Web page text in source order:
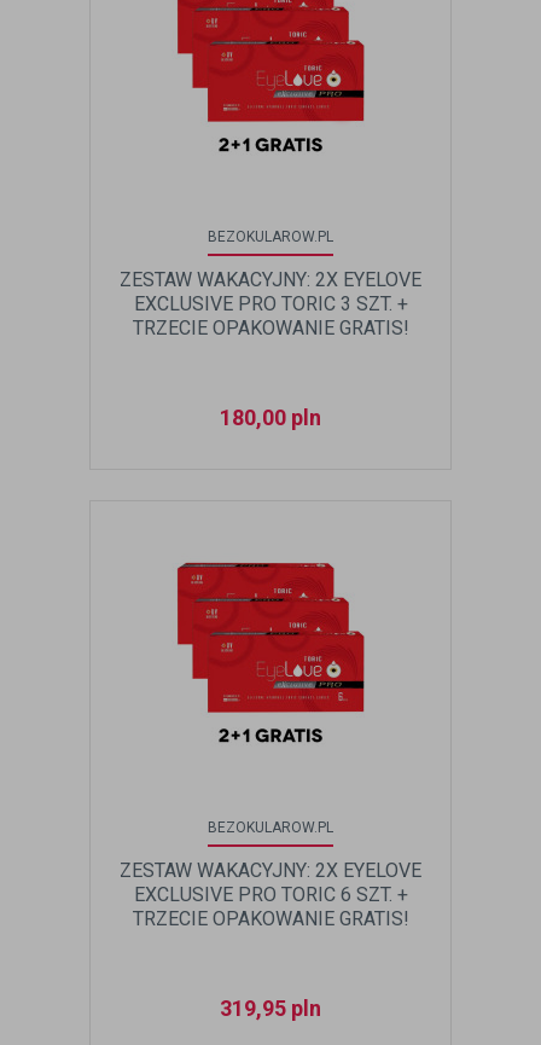
BEZOKULAROW.PL
ZESTAW WAKACYJNY: 2X EYELOVE
EXCLUSIVE PRO TORIC 3 SZT. +
TRZECIE OPAKOWANIE GRATIS!
180,00 pln
BEZOKULAROW.PL
ZESTAW WAKACYJNY: 2X EYELOVE
EXCLUSIVE PRO TORIC 6 SZT. +
TRZECIE OPAKOWANIE GRATIS!
319,95 pln